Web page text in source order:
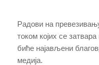
Радови на
током којих се
биће најављени
медија.